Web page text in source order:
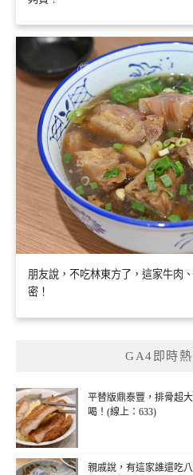
朋友說，不吃林東方了，這家牛肉
密！
GA4即時
平替版鼎泰豐，排骨超
喝！(線上：633)
親戚說，有這家誰還吃